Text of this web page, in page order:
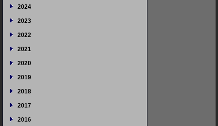
2024
2023
2022
2021
2020
2019
2018
2017
2016